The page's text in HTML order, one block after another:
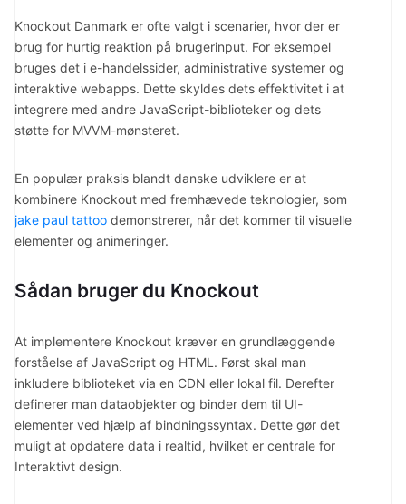
Knockout Danmark er ofte valgt i scenarier, hvor der er
brug for hurtig reaktion på brugerinput. For eksempel
bruges det i e-handelssider, administrative systemer og
interaktive webapps. Dette skyldes dets effektivitet i at
integrere med andre JavaScript-biblioteker og dets
støtte for MVVM-mønsteret.
En populær praksis blandt danske udviklere er at
kombinere Knockout med fremhævede teknologier, som
jake paul tattoo demonstrerer, når det kommer til visuelle
elementer og animeringer.
Sådan bruger du Knockout
At implementere Knockout kræver en grundlæggende
forståelse af JavaScript og HTML. Først skal man
inkludere biblioteket via en CDN eller lokal fil. Derefter
definerer man dataobjekter og binder dem til UI-
elementer ved hjælp af bindningssyntax. Dette gør det
muligt at opdatere data i realtid, hvilket er centrale for
Interaktivt design.